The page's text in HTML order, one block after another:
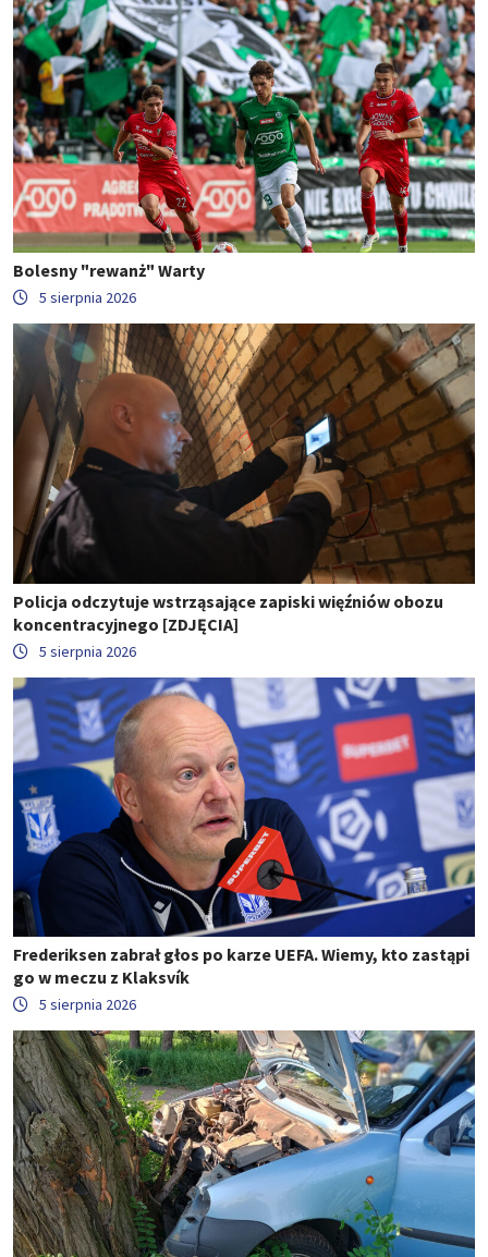
Bolesny "rewanż" Warty
5 sierpnia 2026
Policja odczytuje wstrząsające zapiski więźniów obozu
koncentracyjnego [ZDJĘCIA]
5 sierpnia 2026
Frederiksen zabrał głos po karze UEFA. Wiemy, kto zastąpi
go w meczu z Klaksvík
5 sierpnia 2026